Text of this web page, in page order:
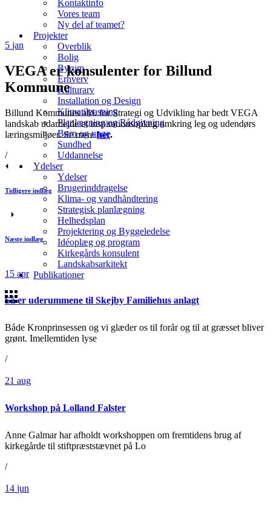
Kontaktinfo
Vores team
Ny del af teamet?
Projekter
Overblik
Bolig
Byrum
Erhverv
Kulturarv
Installation og Design
Klimatilpasning
Planlægning og Rådgivning
Børn og unge
Sundhed
Uddannelse
Ydelser
Ydelser
Brugerinddragelse
Klima- og vandhåndtering
Strategisk planlægning
Helhedsplan
Projektering og Byggeledelse
Idéoplæg og program
Kirkegårds konsulent
Landskabsarkitekt
Publikationer
5 jan
VEGA er konsulenter for Billund
Kommune
Billund Kommunes afd. for Strategi og Udvikling har bedt VEGA
landskab udarbejde et inspirationsoplæg omkring leg og udendørs
læringsmiljøer. Se mereher.
/
Tidligere indlæg
Næste indlæg
15 apr
Så er uderummene til Skejby Familiehus anlagt
Både Kronprinsessen og vi glæder os til forår og til at græsset bliver
grønt. Imellemtiden lyse
/
21 aug
Workshop på Lolland Falster
Anne Galmar har afholdt workshoppen om fremtidens brug af
kirkegårde til stiftpræststævnet på Lo
/
14 jun